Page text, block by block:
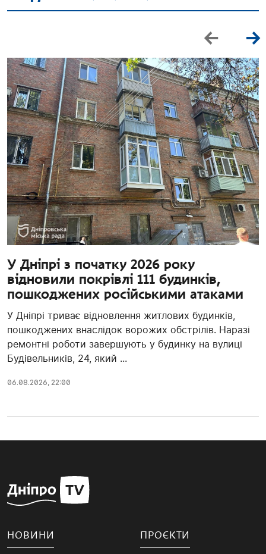
У Дніпрі з початку 2026 року
відновили покрівлі 111 будинків,
пошкоджених російськими атаками
У Дніпрі триває відновлення житлових будинків,
пошкоджених внаслідок ворожих обстрілів. Наразі
ремонтні роботи завершують у будинку на вулиці
Будівельників, 24, який ...
06.08.2026, 22:00
НОВИНИ ПРОЄКТИ